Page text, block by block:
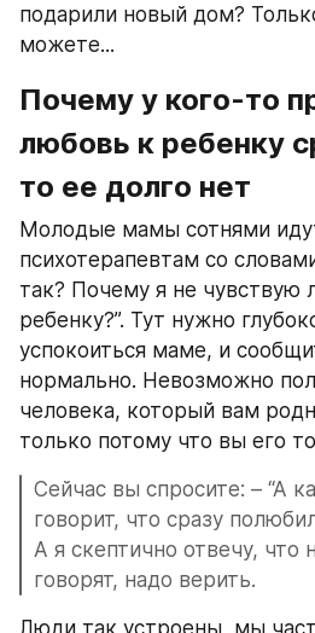
подарили новый дом?
можете...
Почему у кого-то
любовь к ребенку
то ее долго нет
Молодые мамы сотнями
психотерапевтам со
так? Почему я не чувствую
ребенку?”. Тут нужно
успокоиться маме, и
нормально. Невозможно
человека, который вам
только потому что вы его
Сейчас вы спросите: – “А
говорит, что сразу
А я скептично отвечу, что
говорят, надо верить.
Люди так устроены, мы